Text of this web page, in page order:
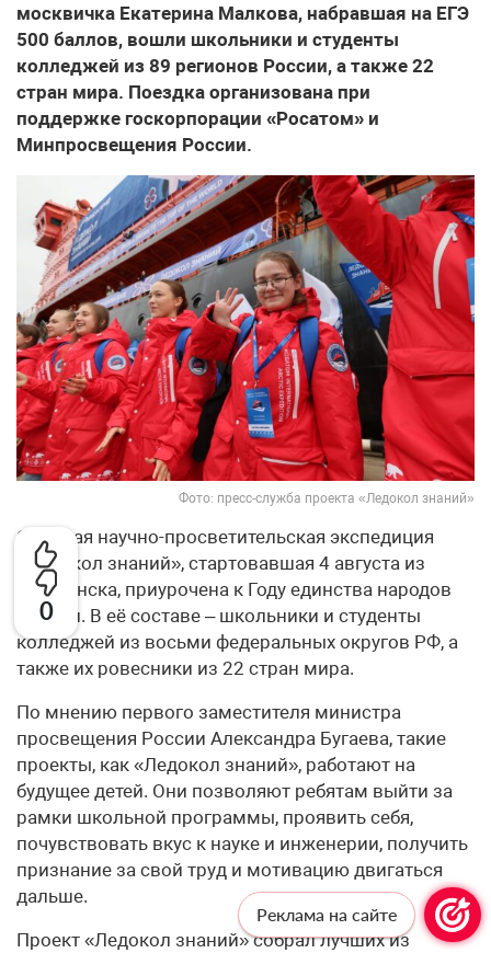
0
москвичка Екатерина Малкова, набравшая на ЕГЭ
500 баллов, вошли школьники и студенты
колледжей из 89 регионов России, а также 22
стран мира. Поездка организована при
поддержке госкорпорации «Росатом» и
Минпросвещения России.
Фото: пресс-служба проекта «Ледокол знаний»
Седьмая научно-просветительская экспедиция
«Ледокол знаний», стартовавшая 4 августа из
Мурманска, приурочена к Году единства народов
России. В её составе – школьники и студенты
колледжей из восьми федеральных округов РФ, а
также их ровесники из 22 стран мира.
По мнению первого заместителя министра
просвещения России Александра Бугаева, такие
проекты, как «Ледокол знаний», работают на
будущее детей. Они позволяют ребятам выйти за
рамки школьной программы, проявить себя,
почувствовать вкус к науке и инженерии, получить
признание за свой труд и мотивацию двигаться
дальше.
Проект «Ледокол знаний» собрал лучших из
Реклама на сайте